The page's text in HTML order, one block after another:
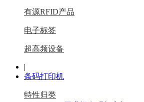
有源RFID产品
电子标签
超高频设备
|
条码打印机
特性归类